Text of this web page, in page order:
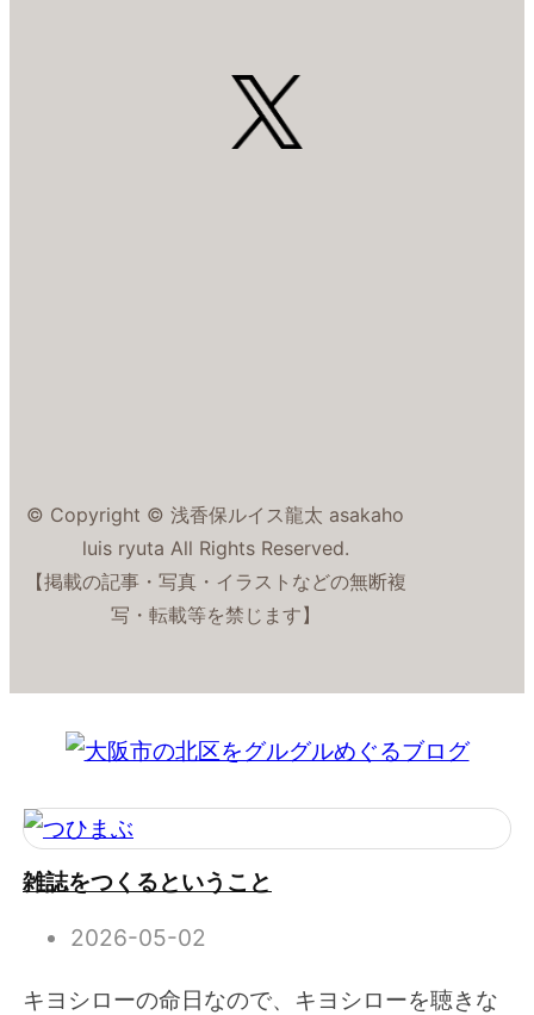
© Copyright © 浅香保ルイス龍太 asakaho
luis ryuta All Rights Reserved.
【掲載の記事・写真・イラストなどの無断複
写・転載等を禁じます】
雑誌をつくるということ
2026-05-02
キヨシローの命日なので、キヨシローを聴きな